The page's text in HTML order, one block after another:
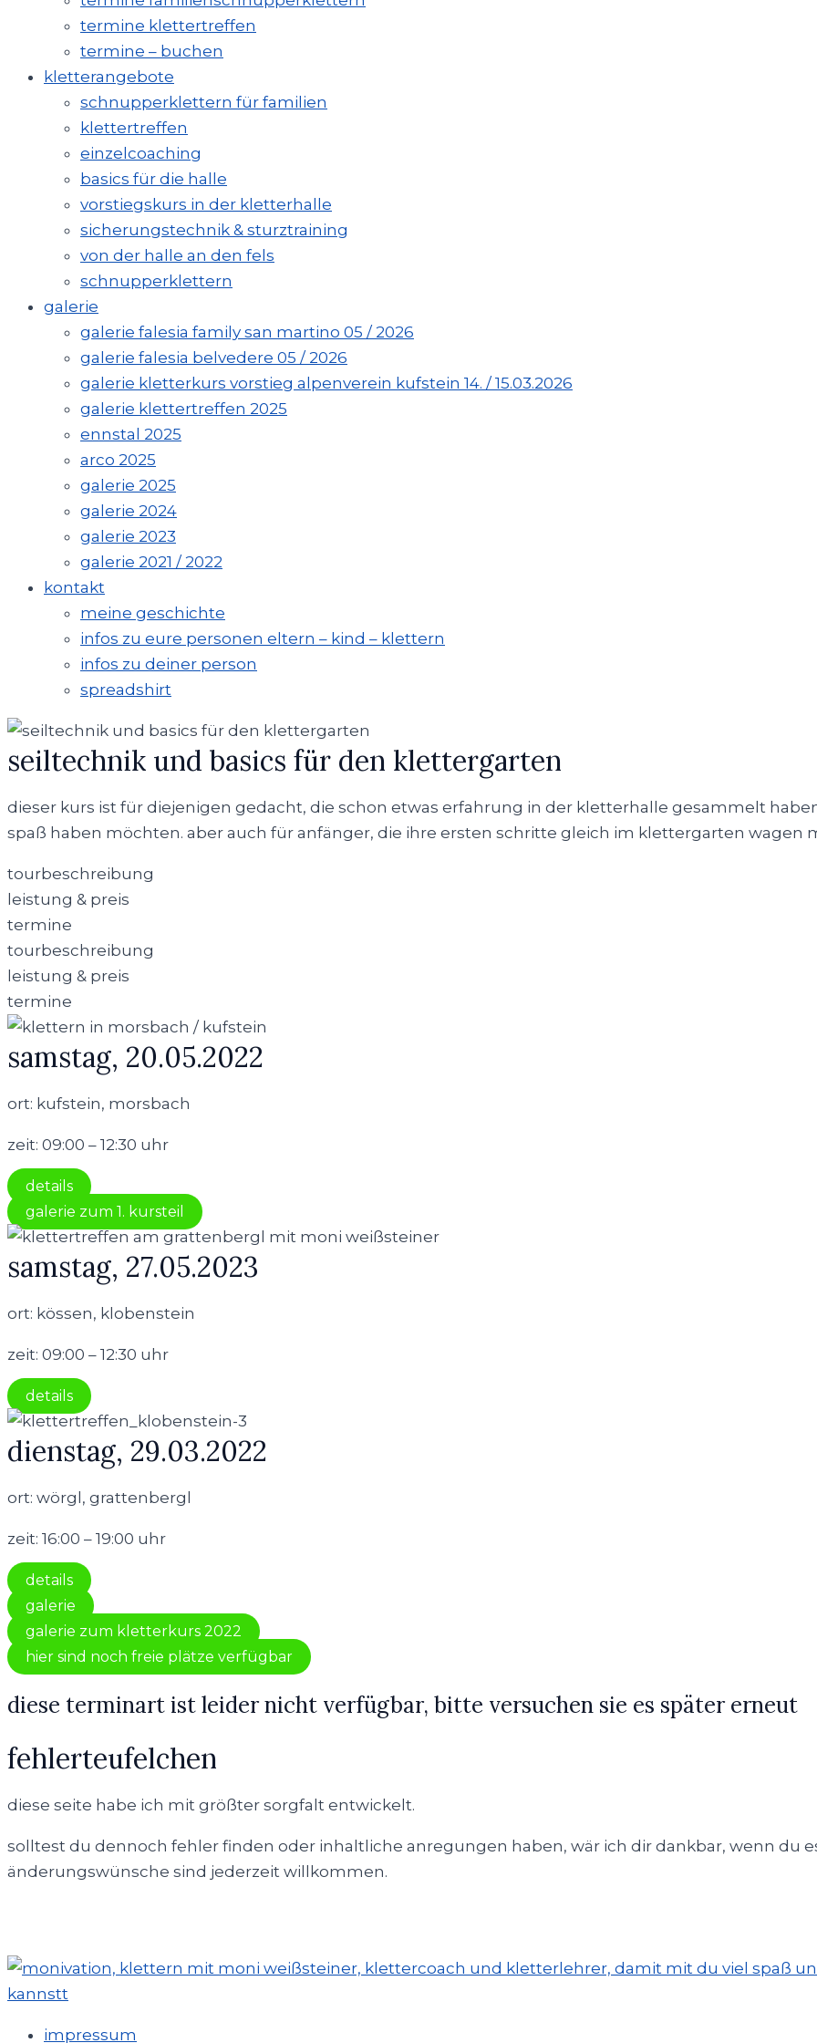
termine klettertreffen
termine – buchen
kletterangebote
schnupperklettern für familien
klettertreffen
einzelcoaching
basics für die halle
vorstiegskurs in der kletterhalle
sicherungstechnik & sturztraining
von der halle an den fels
schnupperklettern
galerie
galerie falesia family san martino 05 / 2026
galerie falesia belvedere 05 / 2026
galerie kletterkurs vorstieg alpenverein kufstein 14. / 15.03.2026
galerie klettertreffen 2025
ennstal 2025
arco 2025
galerie 2025
galerie 2024
galerie 2023
galerie 2021 / 2022
kontakt
meine geschichte
infos zu eure personen eltern – kind – klettern
infos zu deiner person
spreadshirt
seiltechnik und basics für den klettergarten
dieser kurs ist für diejenigen gedacht, die schon etwas erfahrung in der kletterhalle gesammelt
spaß haben möchten. aber auch für anfänger, die ihre ersten schritte gleich im klettergarten wagen
tourbeschreibung
leistung & preis
termine
tourbeschreibung
leistung & preis
termine
samstag, 20.05.2022
ort: kufstein, morsbach
zeit: 09:00 – 12:30 uhr
details
galerie zum 1. kursteil
samstag, 27.05.2023
ort: kössen, klobenstein
zeit: 09:00 – 12:30 uhr
details
dienstag, 29.03.2022
ort: wörgl, grattenbergl
zeit: 16:00 – 19:00 uhr
details
galerie
galerie zum kletterkurs 2022
hier sind noch freie plätze verfügbar
diese terminart ist leider nicht verfügbar, bitte versuchen sie es später erneut
fehlerteufelchen
diese seite habe ich mit größter sorgfalt entwickelt.
solltest du dennoch fehler finden oder inhaltliche anregungen haben, wär ich dir dankbar, wenn du
änderungswünsche sind jederzeit willkommen.
impressum